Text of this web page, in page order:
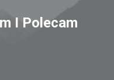
I Polecam